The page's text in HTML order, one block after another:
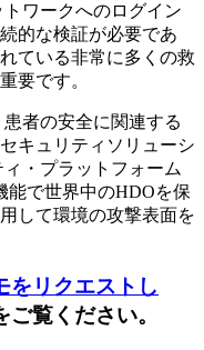
ワークへのログイン
的な検証が必要であ
ている非常に多くの救
要です。
者の安全に関連する
キュリティソリューシ
・プラットフォーム
能で世界中のHDOを保
して環境の攻撃表面を
をリクエストし
ご覧ください。